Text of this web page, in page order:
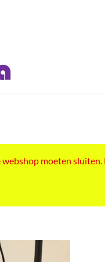
moeten